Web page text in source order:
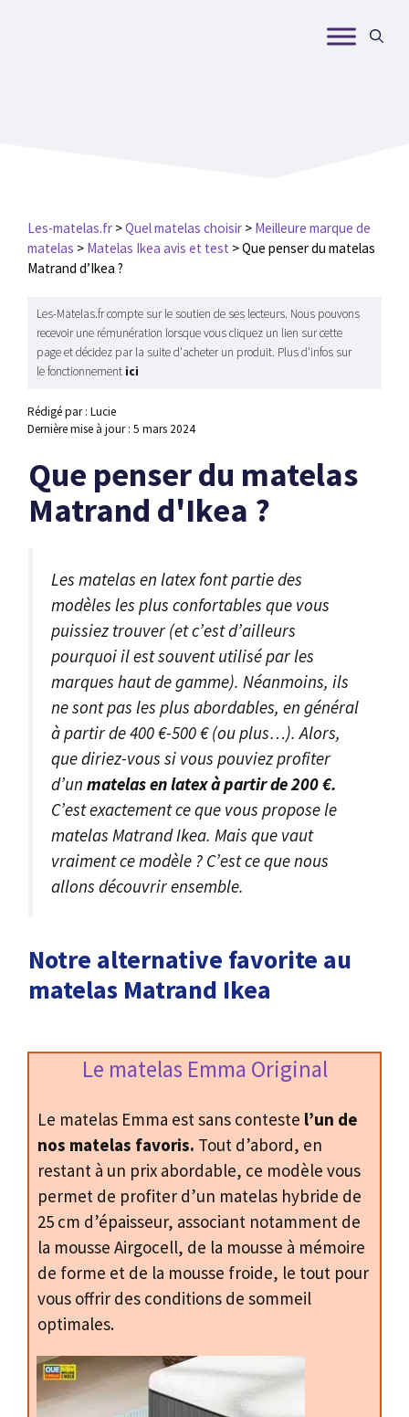
Les-matelas.fr >Quel matelas choisir > Meilleure marque de
matelas > Matelas Ikea avis et test >Que penser du matelas
Matrand d’Ikea ?
Les-Matelas.fr compte sur le soutien de ses lecteurs. Nous pouvons
recevoir une rémunération lorsque vous cliquez un lien sur cette
page et décidez par la suite d'acheter un produit. Plus d'infos sur
le fonctionnement ici
Rédigé par : Lucie
Dernière mise à jour : 5 mars 2024
Que penser du matelas
Matrand d'Ikea ?
Les matelas en latex font partie des
modèles les plus confortables que vous
puissiez trouver (et c’est d’ailleurs
pourquoi il est souvent utilisé par les
marques haut de gamme). Néanmoins, ils
ne sont pas les plus abordables, en général
à partir de 400 €-500 € (ou plus…). Alors,
que diriez-vous si vous pouviez profiter
d’un matelas en latex à partir de 200 €.
C’est exactement ce que vous propose le
matelas Matrand Ikea. Mais que vaut
vraiment ce modèle ? C’est ce que nous
allons découvrir ensemble.
Notre alternative favorite au
matelas Matrand Ikea
Le matelas Emma Original
Le matelas Emma est sans conteste l’un de
nos matelas favoris. Tout d’abord, en
restant à un prix abordable, ce modèle vous
permet de profiter d’un matelas hybride de
25 cm d’épaisseur, associant notamment de
la mousse Airgocell, de la mousse à mémoire
de forme et de la mousse froide, le tout pour
vous offrir des conditions de sommeil
optimales.